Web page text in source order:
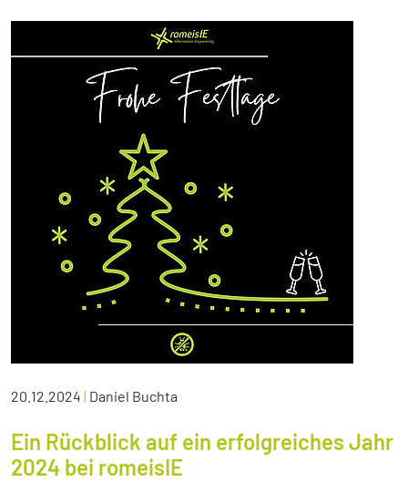
20.12.2024 | Daniel Buchta
Ein Rückblick auf ein erfolgreiches Jahr
2024 bei romeisIE